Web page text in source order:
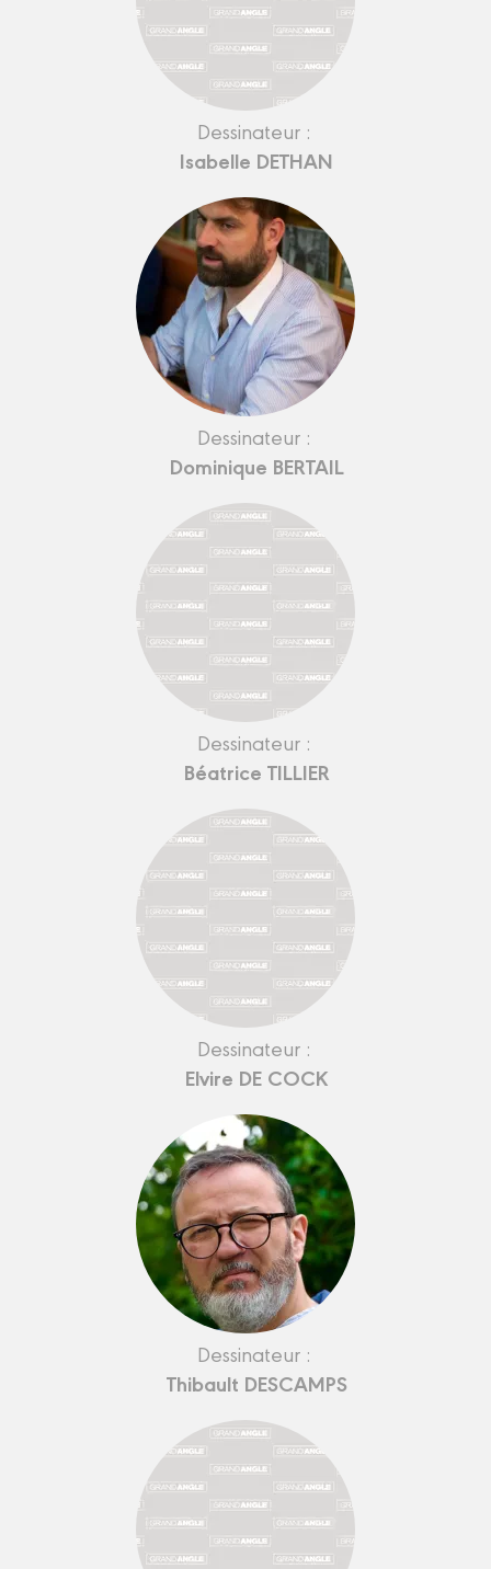
Dessinateur :
Isabelle DETHAN
Dessinateur :
Dominique BERTAIL
Dessinateur :
Béatrice TILLIER
Dessinateur :
Elvire DE COCK
Dessinateur :
Thibault DESCAMPS